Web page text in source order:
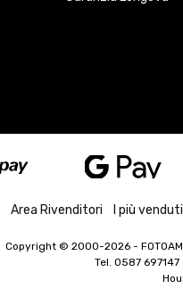
Area Rivenditori I più venduti
Copyright © 2000-2026 -
Tel. 0587